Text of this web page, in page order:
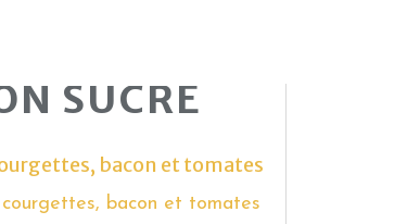
SUCRE
bacon et tomates